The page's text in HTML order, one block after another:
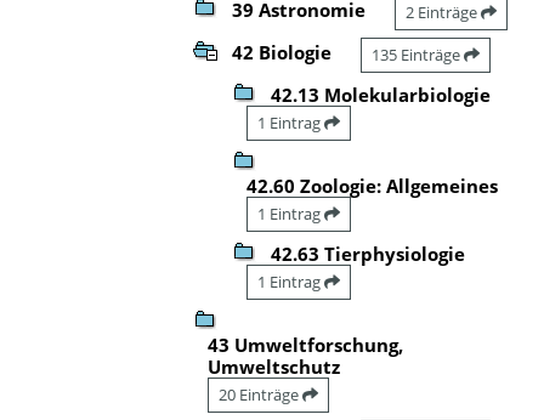
39 Astronomie 2 Einträge
42 Biologie 135 Einträge
42.13 Molekularbiologie
1 Eintrag
42.60 Zoologie: Allgemeines
1 Eintrag
42.63 Tierphysiologie
1 Eintrag
43 Umweltforschung,
Umweltschutz
20 Einträge